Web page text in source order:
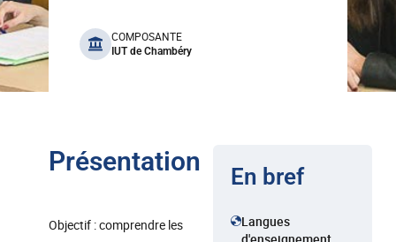
benefits
COMPOSANTE
IUT de Chambéry
Présentation
Objectif : comprendre les
En bref
Langues